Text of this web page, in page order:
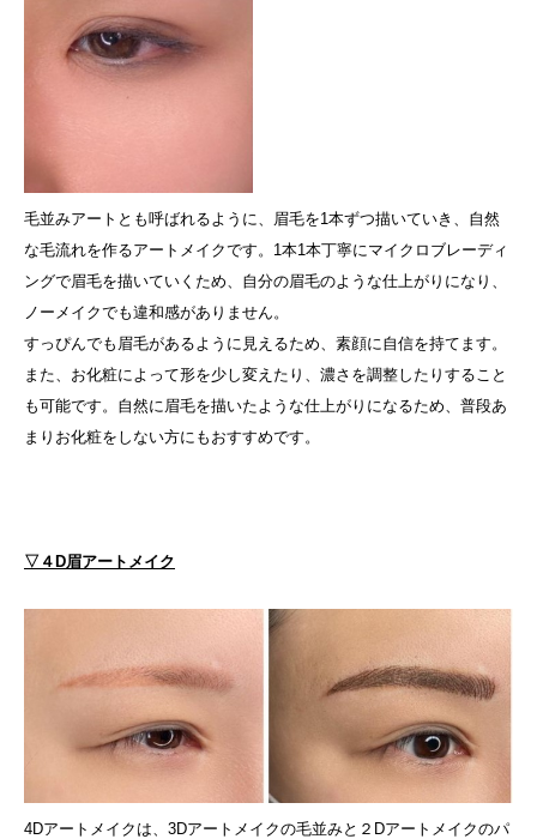
毛並みアートとも呼ばれるように、眉毛を1本ずつ描いていき、自然
な毛流れを作るアートメイクです。1本1本丁寧にマイクロブレーディ
ングで眉毛を描いていくため、自分の眉毛のような仕上がりになり、
ノーメイクでも違和感がありません。
すっぴんでも眉毛があるように見えるため、素顔に自信を持てます。
また、お化粧によって形を少し変えたり、濃さを調整したりすること
も可能です。自然に眉毛を描いたような仕上がりになるため、普段あ
まりお化粧をしない方にもおすすめです。
▽４D眉アートメイク
4Dアートメイクは、3Dアートメイクの毛並みと２Dアートメイクのパ